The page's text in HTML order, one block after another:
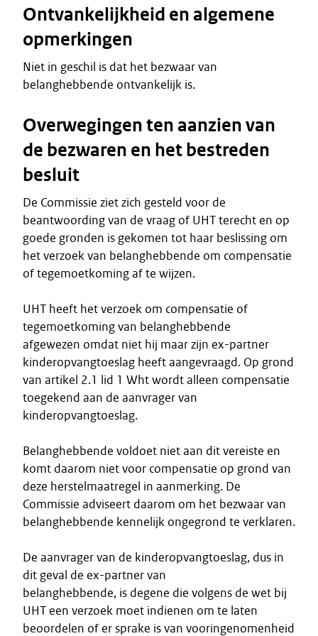
Ontvankelijkheid en algemene
opmerkingen
Niet in geschil is dat het bezwaar van
belanghebbende ontvankelijk is.
Overwegingen ten aanzien van
de bezwaren en het bestreden
besluit
De Commissie ziet zich gesteld voor de
beantwoording van de vraag of UHT terecht en op
goede gronden is gekomen tot haar beslissing om
het verzoek van belanghebbende om compensatie
of tegemoetkoming af te wijzen.
UHT heeft het verzoek om compensatie of
tegemoetkoming van belanghebbende
afgewezen omdat niet hij maar zijn ex-partner
kinderopvangtoeslag heeft aangevraagd. Op grond
van artikel 2.1 lid 1 Wht wordt alleen compensatie
toegekend aan de aanvrager van
kinderopvangtoeslag.
Belanghebbende voldoet niet aan dit vereiste en
komt daarom niet voor compensatie op grond van
deze herstelmaatregel in aanmerking. De
Commissie adviseert daarom om het bezwaar van
belanghebbende kennelijk ongegrond te verklaren.
De aanvrager van de kinderopvangtoeslag, dus in
dit geval de ex-partner van
belanghebbende, is degene die volgens de wet bij
UHT een verzoek moet indienen om te laten
beoordelen of er sprake is van vooringenomenheid